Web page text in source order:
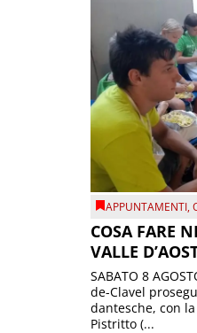
APPUNTAMENTI,
COSA FARE
VALLE
SABATO 8
de-Clavel
dantesche, con
Pistritto (...